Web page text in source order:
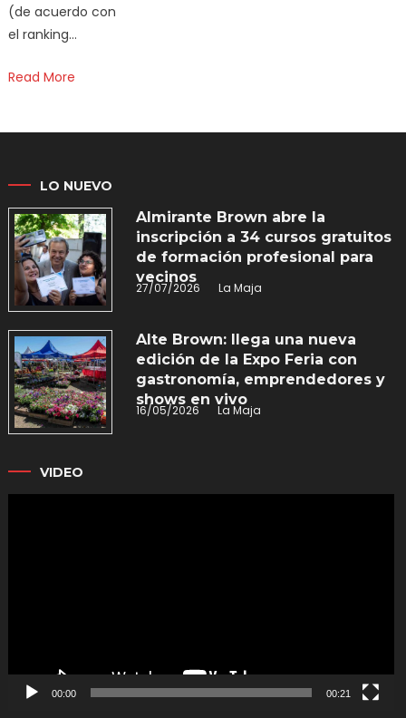
(de acuerdo con
el ranking…
Read More
LO NUEVO
Almirante Brown abre la
inscripción a 34 cursos gratuitos
de formación profesional para
vecinos
27/07/2026 La Maja
Alte Brown: llega una nueva
edición de la Expo Feria con
gastronomía, emprendedores y
shows en vivo
16/05/2026 La Maja
VIDEO
00:00 00:21